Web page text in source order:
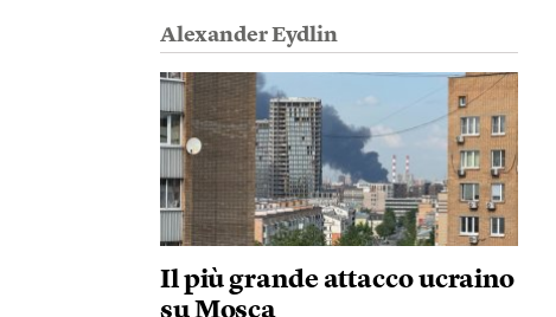
Alexander Eydlin
Il più grande attacco ucraino
su Mosca